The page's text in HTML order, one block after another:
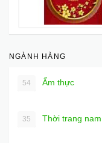
NGÀNH HÀNG
54 Ẩm thực
35 Thời trang nam